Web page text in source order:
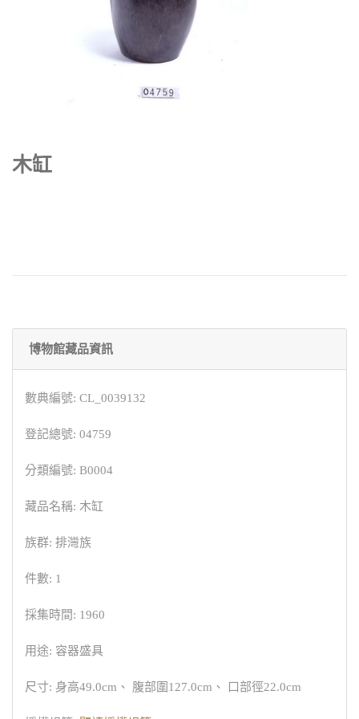
木缸
博物館藏品資訊
數典編號: CL_0039132
登記總號: 04759
分類編號: B0004
藏品名稱: 木缸
族群: 排灣族
件數: 1
採集時間: 1960
用途: 容器盛具
尺寸: 身高49.0cm、 腹部圍127.0cm、 口部徑22.0cm